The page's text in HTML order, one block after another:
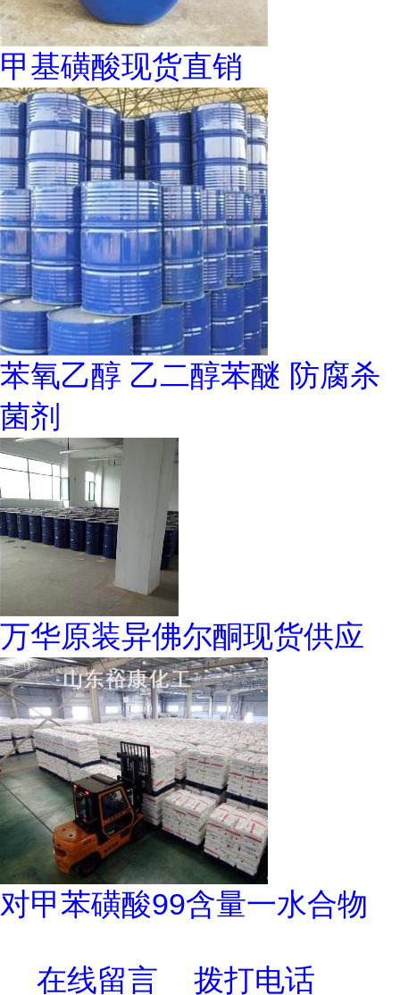
甲基磺酸现货直销
苯氧乙醇 乙二醇苯醚 防腐杀
菌剂
万华原装异佛尔酮现货供应
对甲苯磺酸99含量一水合物
在线留言 拨打电话